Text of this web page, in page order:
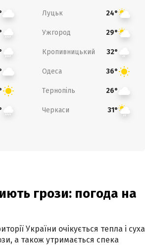
Луцьк 24°
Ужгород 29°
Кропивницький 32°
Одеса 36°
Тернопіль 26°
Черкаси 31°
грози: погода на
України очікується тепла і суха
а також утримається спека